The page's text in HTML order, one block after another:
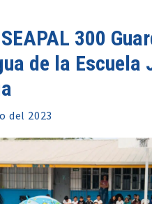
300
de la Escuela
del 2023